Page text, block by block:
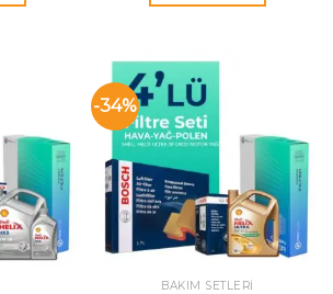
-34%
BAKIM SETLERI